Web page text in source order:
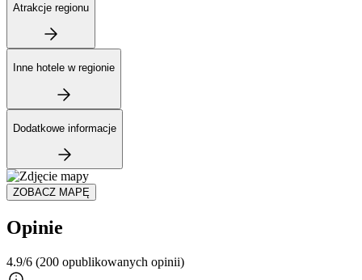
Atrakcje regionu
Inne hotele w regionie
Dodatkowe informacje
ZOBACZ MAPĘ
Opinie
4.9/6 (200 opublikowanych opinii)